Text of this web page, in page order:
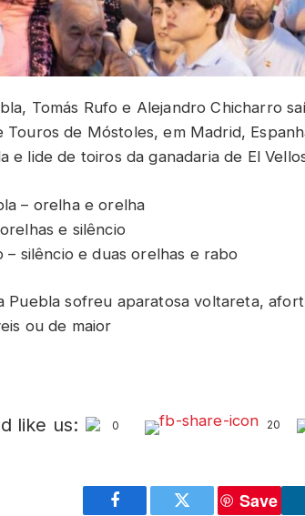
Tomás Rufo e Alejandro Chicharro
Touros de Móstoles, em Madrid,
e lide de toiros da ganadaria de El
– orelha e orelha
e silêncio
– silêncio e duas orelhas e rabo
Puebla sofreu aparatosa voltareta,
ou de maior
like us: 0 20
Save